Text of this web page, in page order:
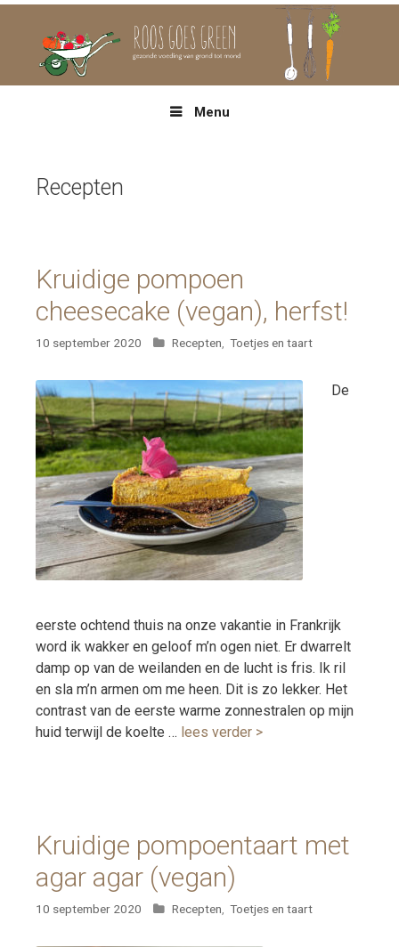
Menu
Recepten
Kruidige pompoen
cheesecake (vegan), herfst!
10 september 2020 Categorieën
Recepten, Toetjes en taart
De
eerste ochtend thuis na onze vakantie in Frankrijk
word ik wakker en geloof m’n ogen niet. Er dwarrelt
damp op van de weilanden en de lucht is fris. Ik ril
en sla m’n armen om me heen. Dit is zo lekker. Het
contrast van de eerste warme zonnestralen op mijn
huid terwijl de koelte … lees verder >
Kruidige pompoentaart met
agar agar (vegan)
10 september 2020 Categorieën
Recepten, Toetjes en taart